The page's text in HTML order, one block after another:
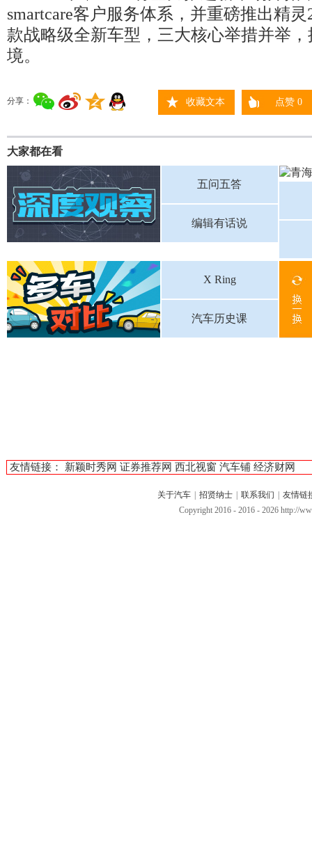
smartcare客户服务体系，并重磅推出精
款战略级全新车型，三大核心举措并举
境。
分享： 收藏文本 点赞0
大家都在看
五问五答
编辑有话说
X Ring
汽车历史课
友情链接： 新颖时秀网 证券推荐网 西北视窗 汽车铺 经济财网
关于汽车 招贤纳士 联系我们
友情链
Copyright 2016 - 2016 - 2026 http://